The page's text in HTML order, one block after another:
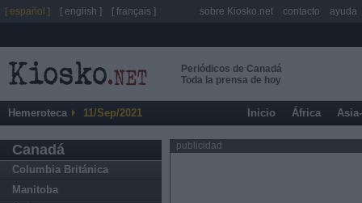
Periódicos de Canadá
Toda la prensa de hoy
Hemeroteca 11/Sep/2021 Inicio África
Canadá
Columbia Británica
Manitoba
publicidad
[ español ] [ english ] [ français ] sobre Kiosko.net contacto ayuda